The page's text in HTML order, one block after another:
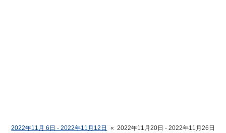
2022年11月 6日 - 2022年11月12日 « 2022年11月20日 - 2022年11月26日